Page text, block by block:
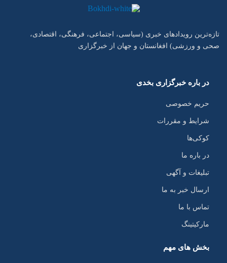
تازه‌ترین رویدادهای خبری (سیاسی، اجتماعی، فرهنگی، اقتصادی،
صحی و ورزشی) افغانستان و جهان از خبرگزاری
در باره خبرگزاری بخدی
حریم خصوصی
شرایط و مقررات
کوکی‌ها
در باره ما
تبلیغات و آگهی
ارسال خبر به ما
تماس با ما
مارکیتینگ
بخش های مهم